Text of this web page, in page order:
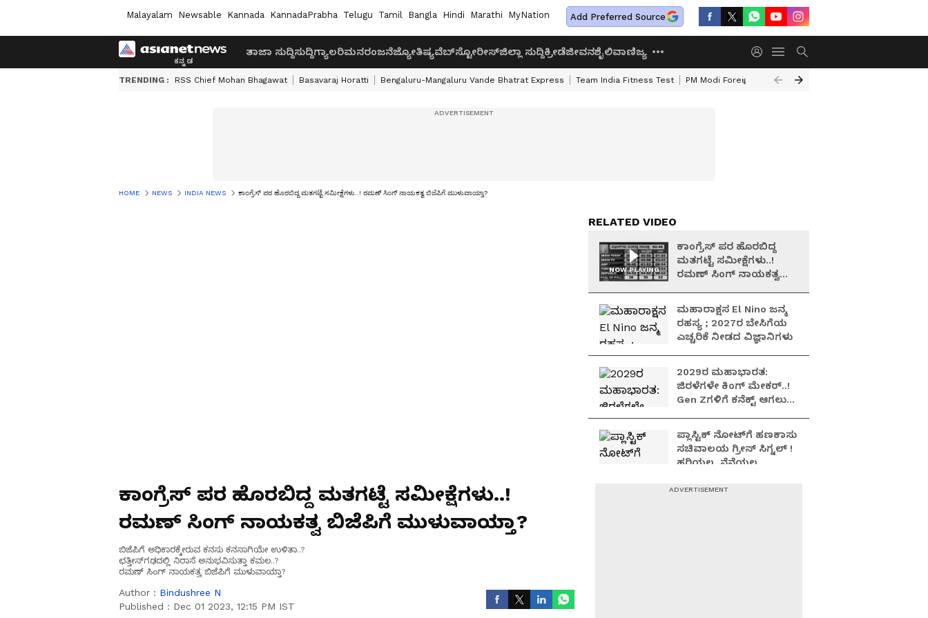
Malayalam Newsable Kannada KannadaPrabha Telugu Tamil Bangla Hindi Marathi MyNation Add Preferred Source
ತಾಜಾ ಸುದ್ದಿಸುದ್ದಿಗ್ಯಾಲರಿಮನರಂಜನೆಜ್ಯೋತಿಷ್ಯವೆಬ್‌ಸ್ಟೋರೀಸ್ಜಿಲ್ಲಾ ಸುದ್ದಿಕ್ರೀಡೆಜೀವನಶೈಲಿವಾಣಿಜ್ಯ
TRENDING : RSS Chief Mohan Bhagawat Basavaraj Horatti Bengaluru-Mangaluru Vande Bhatrat Express Team India Fitness Test PM Modi Foreign Travel Expenditure
HOME NEWS INDIA NEWS ಕಾಂಗ್ರೆಸ್ ಪರ ಹೊರಬಿದ್ದ ಮತಗಟ್ಟೆ ಸಮೀಕ್ಷೆಗಳು..! ರಮಣ್ ಸಿಂಗ್ ನಾಯಕತ್ವ ಬಿಜೆಪಿಗೆ ಮುಳುವಾಯ್ತಾ?
ಕಾಂಗ್ರೆಸ್ ಪರ ಹೊರಬಿದ್ದ ಮತಗಟ್ಟೆ ಸಮೀಕ್ಷೆಗಳು..!
ರಮಣ್ ಸಿಂಗ್ ನಾಯಕತ್ವ ಬಿಜೆಪಿಗೆ ಮುಳುವಾಯ್ತಾ?
ಬಿಜೆಪಿಗೆ ಅಧಿಕಾರಕ್ಕೇರುವ ಕನಸು ಕನಸಾಗಿಯೇ ಉಳಿತಾ..?
ಛತ್ತೀಸ್‌ಗಢದಲ್ಲಿ ನಿರಾಸೆ ಅನುಭವಿಸುತ್ತಾ ಕಮಲ..?
ರಮಣ್ ಸಿಂಗ್ ನಾಯಕತ್ವ ಬಿಜೆಪಿಗೆ ಮುಳುವಾಯ್ತಾ?
Author : Bindushree N
Published : Dec 01 2023, 12:15 PM IST
RELATED VIDEO
NOW PLAYING
ಕಾಂಗ್ರೆಸ್ ಪರ ಹೊರಬಿದ್ದ
ಮತಗಟ್ಟೆ ಸಮೀಕ್ಷೆಗಳು..!
ರಮಣ್ ಸಿಂಗ್ ನಾಯಕತ್ವ
ಮಹಾರಾಕ್ಷಸ El Nino ಜನ್ಮ
ರಹಸ್ಯ ; 2027ರ ಬೇಸಿಗೆಯ
ಎಚ್ಚರಿಕೆ ನೀಡದ ವಿಜ್ಞಾನಿಗಳು
2029ರ ಮಹಾಭಾರತ:
ಜಿರಳೆಗಳೇ ಕಿಂಗ್ ಮೇಕರ್..!
Gen Zಗಳಿಗೆ ಕನೆಕ್ಟ್ ಆಗಲು
ಪ್ಲಾಸ್ಟಿಕ್ ನೋಟ್‌ಗೆ ಹಣಕಾಸು
ಸಚಿವಾಲಯ ಗ್ರೀನ್​​ ಸಿಗ್ನಲ್​​​ !
ಹರಿಯಲ್ಲ, ನೆನೆಯಲ್ಲ,
ಹೇಗಿರುತ್ತೆ ಹೊಸ ಕರೆನ್ಸಿ..?